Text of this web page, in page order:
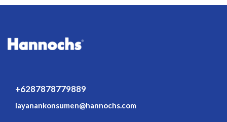
+6287878779889
layanankonsumen@hannochs.com